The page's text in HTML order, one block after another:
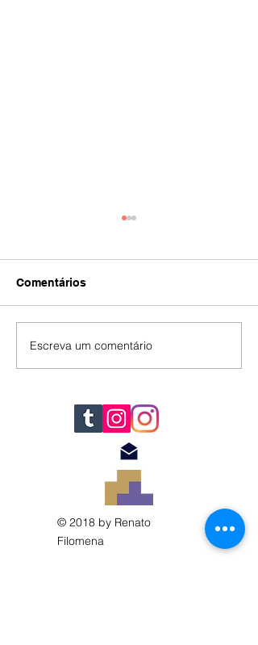
IA
Comentários
Escreva um comentário
© 2018 by Renato
Filomena